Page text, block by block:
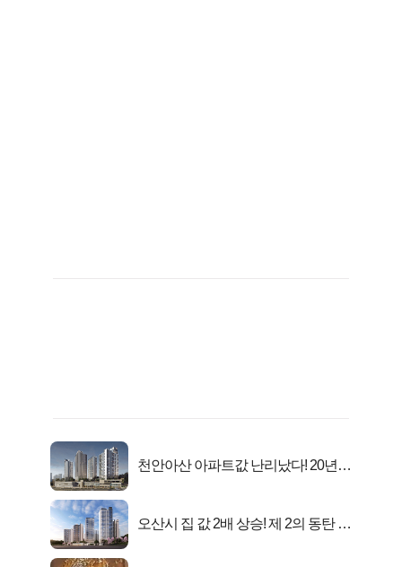
천안아산 아파트값 난리났다! 20년
오산시 집 값 2배 상승! 제 2의 동탄 신